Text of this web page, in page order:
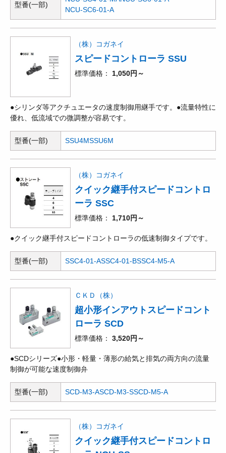
型番(一部)
NCU-SC6-01-A
（株）コガネイ
スピードコントローラ SSU
標準価格 1,050円～
●シリンダ等アクチュエータの速度制御用継手です。●流量特性に
優れ、低流域での微調整が容易です。
型番(一部) SSU4MSSU6M
（株）コガネイ
クイック継手付スピードコントロ
ーラ SSC
標準価格 1,710円～
●クイック継手付スピードコントローラの低速制御タイプです。
型番(一部) SSC4-01-ASSC4-01-BSSC4-M5-A
ＣＫＤ（株）
超小形インアウトスピードコント
ローラ SCD
標準価格 3,520円～
●SCDシリーズ●小形・軽量・薄形の給気と排気の両方向の流量
制御が可能な速度制御弁
型番(一部) SCD-M3-ASCD-M3-SSCD-M5-A
（株）コガネイ
クイック継手付スピードコントロ